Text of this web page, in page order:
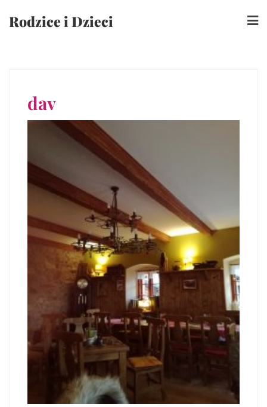
Rodzice i Dzieci
dav